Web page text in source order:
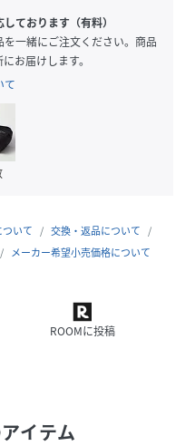
しめる発色と色で選べる豊
を装う「シアー発色タイ
い唇を演出する「高発色タ
るトレンドカラーを展
カラーバリエーション。
いているので液含みがよ
ているので、唇にしっかり
燥によるもの※3保湿成
ステアリル/フィトステリ
ソステアリル/フィトステ
ております（有料）
一緒にご注文ください。商品
お届けします。
て
いて
交換・返品について
メーカー希望小売価格について
ROOMに投稿
イテム